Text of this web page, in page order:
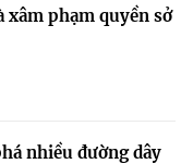
xâm phạm quyền sở
nhiều đường dây